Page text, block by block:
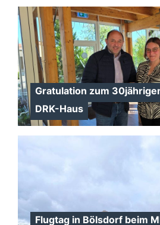
Gratulation zum
DRK-Haus
Flugtag in Bölsdorf beim